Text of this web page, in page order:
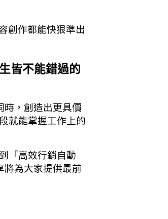
創作都能快狠準出
皆不能錯過的
時，創造出更具價
就能掌握工作上的
「高效行銷自動
將為大家提供最前